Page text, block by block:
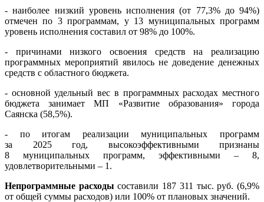
- наиболее низкий уровень исполнения (от 77,3% до 94%)
отмечен по 3 программам, у 13 муниципальных программ
уровень исполнения составил от 98% до 100%.
- причинами низкого освоения средств на реализацию
программных мероприятий явилось не доведение денежных
средств с областного бюджета.
- основной удельный вес в программных расходах местного
бюджета занимает МП «Развитие образования» города
Саянска (58,5%).
- по итогам реализации муниципальных программ
за 2025 год, высокоэффективными признаны
8 муниципальных программ, эффективными – 8,
удовлетворительными – 1.
Непрограммные расходы составили 187 311 тыс. руб. (6,9%
от общей суммы расходов) или 100% от плановых значений.